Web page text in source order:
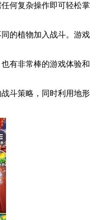
何复杂操作即可轻松掌
的植物加入战斗。游戏
有非常棒的游戏体验和
斗策略，同时利用地形